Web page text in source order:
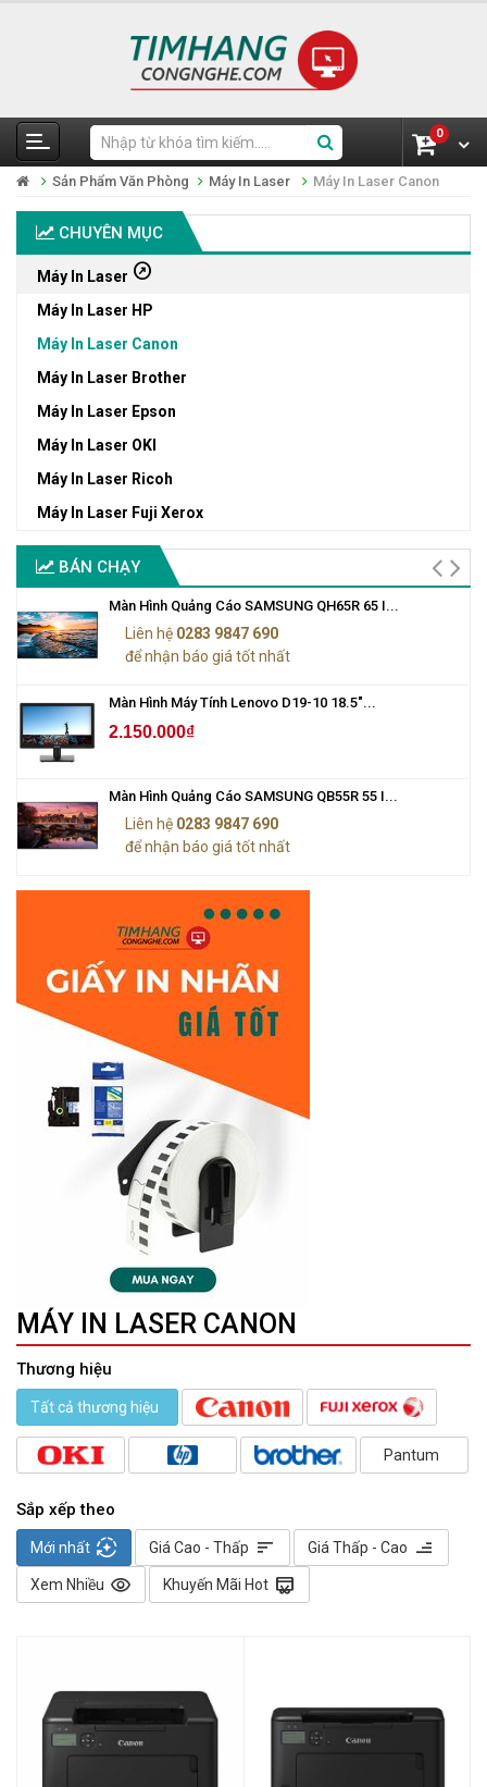
0
Sản Phẩm Văn Phòng Máy In Laser Máy In Laser Canon
CHUYÊN MỤC
Máy In Laser outbound
Máy In Laser HP
Máy In Laser Canon
Máy In Laser Brother
Máy In Laser Epson
Máy In Laser OKI
Máy In Laser Ricoh
Máy In Laser Fuji Xerox
BÁN CHẠY
Màn Hình Quảng Cáo SAMSUNG QH65R 65 I...
Liên hệ 0283 9847 690
để nhận báo giá tốt nhất
Màn Hình Máy Tính Lenovo D19-10 18.5"...
2.150.000₫
Màn Hình Quảng Cáo SAMSUNG QB55R 55 I...
Liên hệ 0283 9847 690
để nhận báo giá tốt nhất
MÁY IN LASER CANON
Thương hiệu
Tất cả thương hiệu
Pantum
Sắp xếp theo
Mới nhất auto_mode Giá Cao - Thấp sort Giá Thấp - Cao sort
Xem Nhiều visibility Khuyến Mãi Hot redeem